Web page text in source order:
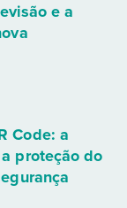
e a
Code: a
proteção do